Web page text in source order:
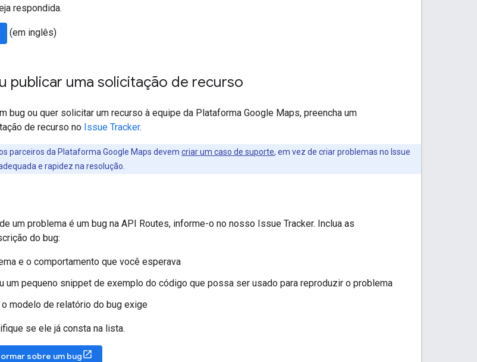
respondida.
(em inglês)
publicar uma solicitação de recurso
bug ou quer solicitar um recurso à equipe da Plataforma Google Maps, preencha um
de recurso no Issue Tracker.
parceiros da Plataforma Google Maps devem criar um caso de suporte, em vez de criar problemas no Issue
e rapidez na resolução.
um problema é um bug na API Routes, informe-o no nosso Issue Tracker. Inclua as
do bug:
e o comportamento que você esperava
um pequeno snippet de exemplo do código que possa ser usado para reproduzir o problema
o modelo de relatório do bug exige
se ele já consta na lista.
sobre um bug